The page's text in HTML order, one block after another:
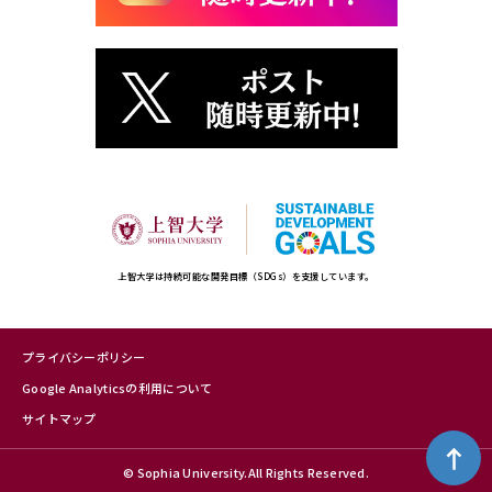
上智大学は持続可能な開発目標（SDGs）を支援しています。
プライバシーポリシー
Google Analyticsの利用について
サイトマップ
© Sophia University.All Rights Reserved.
ペ